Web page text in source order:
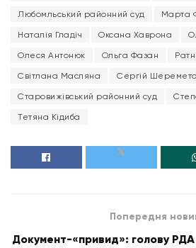
Любомльський районний суд Марта
Наталія Гладіч Оксана Хаврона
Олеся Антонюк Ольга Фазан
Світлана Масляна Сергій Шеремета
Старовижівський районний суд
Тетяна Кідиба
Попередня
Документ-«привид»: голову РДА